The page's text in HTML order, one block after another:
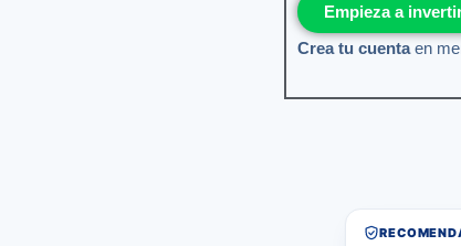
Empieza a
Crea tu cuentaen